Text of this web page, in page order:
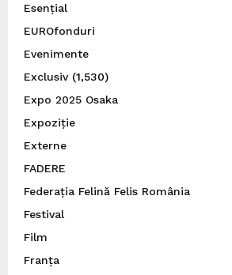
Esențial
EUROfonduri
Evenimente
Exclusiv(1,530)
Expo 2025 Osaka
Expoziție
Externe
FADERE
Federația Felină Felis România
Festival
Film
Franța